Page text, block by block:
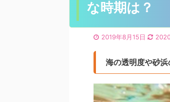
な時期は？
2019年8月15日
海の透明度や砂